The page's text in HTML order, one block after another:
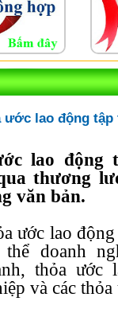
ước lao động
lao động
thương
văn bản.
ước lao
thể doanh
thỏa ước
và các